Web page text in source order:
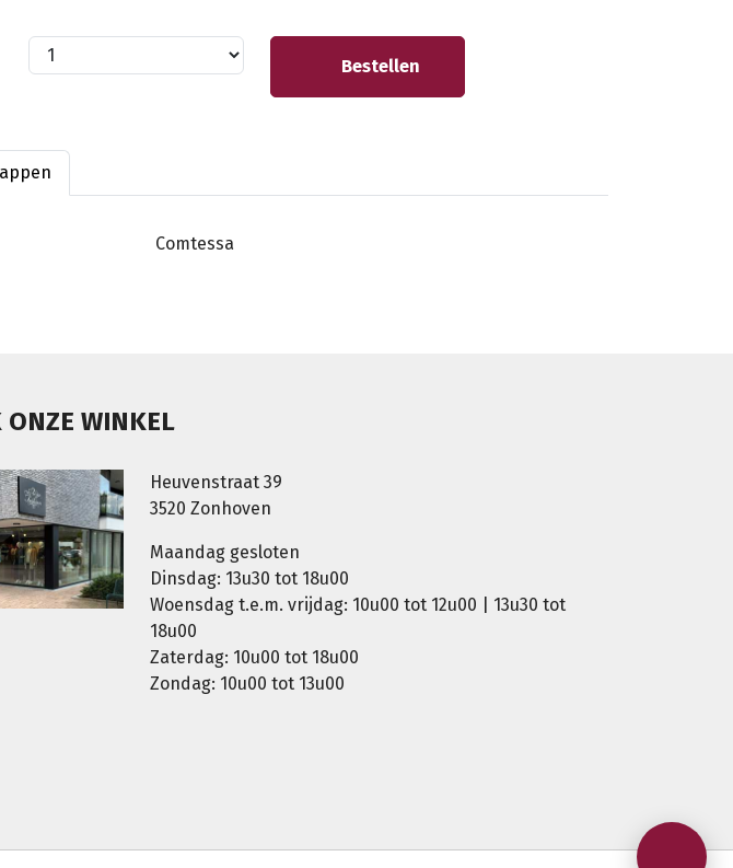
Bestellen
Comtessa
ONZE WINKEL
Heuvenstraat 39
3520 Zonhoven
Maandag gesloten
Dinsdag: 13u30 tot 18u00
Woensdag t.e.m. vrijdag: 10u00 tot 12u00 | 13u30 tot
18u00
Zaterdag: 10u00 tot 18u00
Zondag: 10u00 tot 13u00